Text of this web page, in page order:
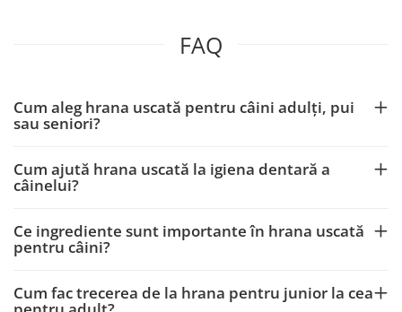
FAQ
Cum aleg hrana uscată pentru câini adulți, pui
sau seniori?
Cum ajută hrana uscată la igiena dentară a
câinelui?
Ce ingrediente sunt importante în hrana uscată
pentru câini?
Cum fac trecerea de la hrana pentru junior la cea